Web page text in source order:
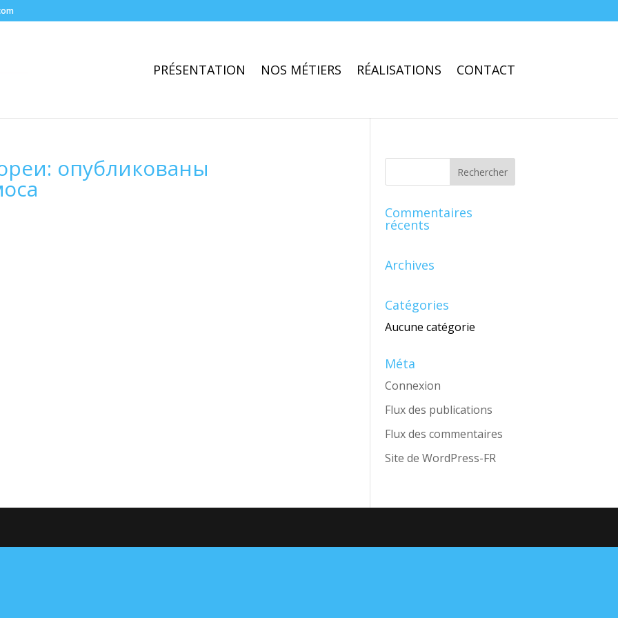
PRÉSENTATION NOS MÉTIERS RÉALISATIONS CONTACT
опубликованы
Commentaires
récents
Archives
Catégories
Aucune catégorie
Méta
Connexion
Flux des publications
Flux des commentaires
Site de WordPress-FR